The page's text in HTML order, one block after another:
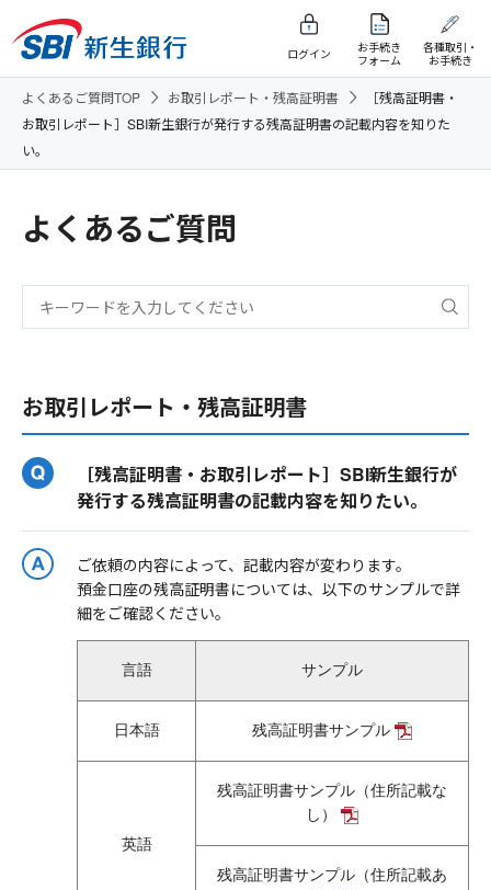
ログイン
お手続き
フォーム
各種取引・
お手続き
よくあるご質問TOP お取引レポート・残高証明書
［残高証明書・
お取引レポート］SBI新生銀行が発行する残高証明書の記載内容を知りた
い。
よくあるご質問
お取引レポート・残高証明書
［残高証明書・お取引レポート］SBI新生銀行が
発行する残高証明書の記載内容を知りたい。
ご依頼の内容によって、記載内容が変わります。
預金口座の残高証明書については、以下のサンプルで詳
細をご確認ください。
言語 サンプル
日本語 残高証明書サンプル
英語
残高証明書サンプル（住所記載な
し）
残高証明書サンプル（住所記載あ